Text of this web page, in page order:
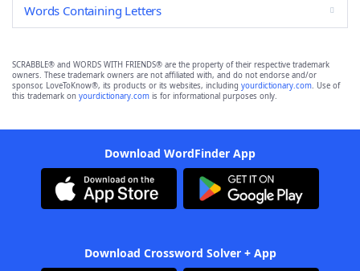
Words Containing Letters
SCRABBLE® and WORDS WITH FRIENDS® are the property of their respective trademark
owners. These trademark owners are not affiliated with, and do not endorse and/or
sponsor, LoveToKnow®, its products or its websites, including yourdictionary.com. Use of
this trademark on yourdictionary.com is for informational purposes only.
Download WordFinder App
Download Crossword Solver + App